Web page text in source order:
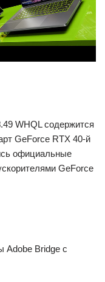
WHQL содержится
GeForce RTX 40-й
официальные
GeForce
Adobe Bridge с